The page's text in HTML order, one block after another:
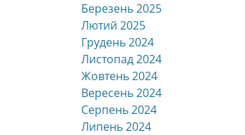
Березень 2025
Лютий 2025
Грудень 2024
Листопад 2024
Жовтень 2024
Вересень 2024
Серпень 2024
Липень 2024